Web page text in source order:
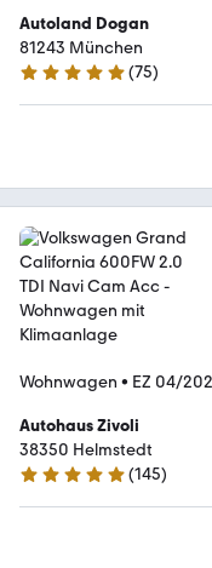
Autoland Dogan
81243 München
4.8 Sterne
(75)
Wohnwagen • EZ 04/
Autohaus Zivoli
38350 Helmstedt
4.8 Sterne
(145)